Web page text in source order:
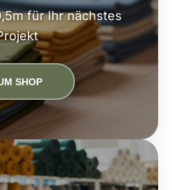
für Ihr nächstes
SHOP